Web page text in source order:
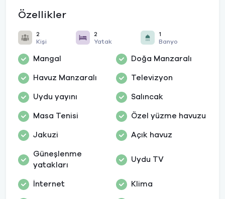
Özellikler
2
Kişi
2
Yatak
1
Banyo
Mangal Doğa Manzaralı
Havuz Manzaralı Televizyon
Uydu yayını Salıncak
Masa Tenisi Özel yüzme havuzu
Jakuzi Açık havuz
Güneşlenme
yatakları
Uydu TV
İnternet Klima